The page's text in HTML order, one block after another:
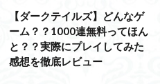
【ダークテイルズ】どんなゲ
ーム？？1000連無料ってほん
と？？実際にプレイしてみた
感想を徹底レビュー